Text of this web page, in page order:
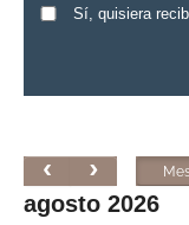
Sí, quisiera
agosto 2026